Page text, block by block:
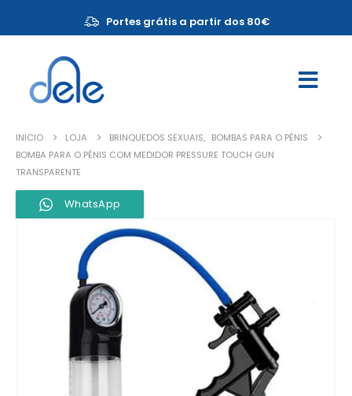
Portes grátis a partir dos 80€
INICIO LOJA BRINQUEDOS SEXUAIS, BOMBAS PARA O PÉNIS
BOMBA PARA O PÉNIS COM MEDIDOR PRESSURE TOUCH GUN
TRANSPARENTE
WhatsApp